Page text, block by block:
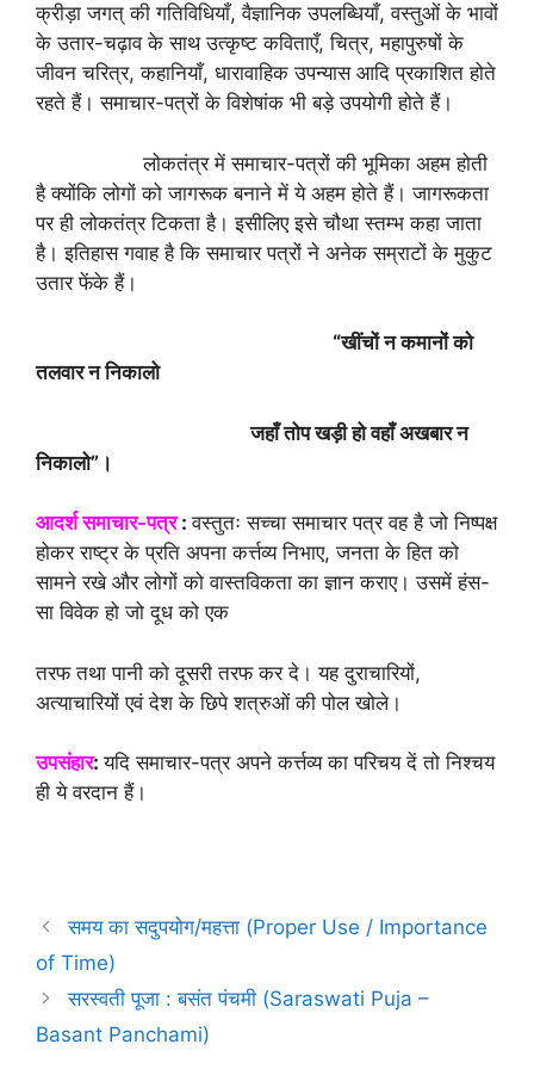
क्रीड़ा जगत् की गतिविधियाँ, वैज्ञानिक उपलब्धियाँ, वस्तुओं के भावों
के उतार-चढ़ाव के साथ उत्कृष्ट कविताएँ, चित्र, महापुरुषों के
जीवन चरित्र, कहानियाँ, धारावाहिक उपन्यास आदि प्रकाशित होते
रहते हैं। समाचार-पत्रों के विशेषांक भी बड़े उपयोगी होते हैं।
लोकतंत्र में समाचार-पत्रों की भूमिका अहम होती
है क्योंकि लोगों को जागरूक बनाने में ये अहम होते हैं। जागरूकता
पर ही लोकतंत्र टिकता है। इसीलिए इसे चौथा स्तम्भ कहा जाता
है। इतिहास गवाह है कि समाचार पत्रों ने अनेक सम्राटों के मुकुट
उतार फेंके हैं।
“खींचों न कमानों को
तलवार न निकालो
जहाँ तोप खड़ी हो वहाँ अखबार न
निकालो”।
आदर्श समाचार-पत्र:वस्तुतः सच्चा समाचार पत्र वह है जो निष्पक्ष
होकर राष्ट्र के प्रति अपना कर्त्तव्य निभाए, जनता के हित को
सामने रखे और लोगों को वास्तविकता का ज्ञान कराए। उसमें हंस-
सा विवेक हो जो दूध को एक
तरफ तथा पानी को दूसरी तरफ कर दे। यह दुराचारियों,
अत्याचारियों एवं देश के छिपे शत्रुओं की पोल खोले।
उपसंहार:यदि समाचार-पत्र अपने कर्त्तव्य का परिचय दें तो निश्चय
ही ये वरदान हैं।
समय का सदुपयोग/महत्ता (Proper Use / Importance
of Time)
सरस्वती पूजा : बसंत पंचमी (Saraswati Puja –
Basant Panchami)